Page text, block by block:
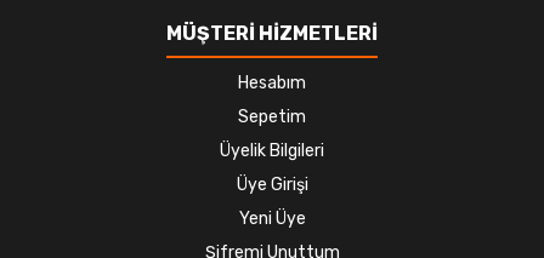
MÜŞTERİ HİZMETLERİ
Hesabım
Sepetim
Üyelik Bilgileri
Üye Girişi
Yeni Üye
Şifremi Unuttum